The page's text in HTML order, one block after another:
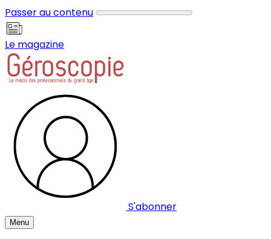
Passer au contenu
Le magazine
S'abonner
Menu
Panneau de gestion des cookies